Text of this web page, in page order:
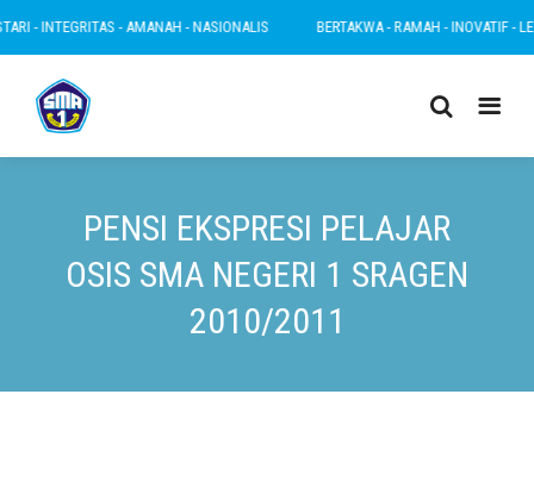
- INTEGRITAS - AMANAH - NASIONALIS BERTAKWA - RAMAH - INOVATIF -
PENSI EKSPRESI PELAJAR
OSIS SMA NEGERI 1 SRAGEN
2010/2011